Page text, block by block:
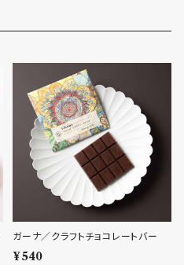
ガーナ／クラフトチョコレートバー
¥540